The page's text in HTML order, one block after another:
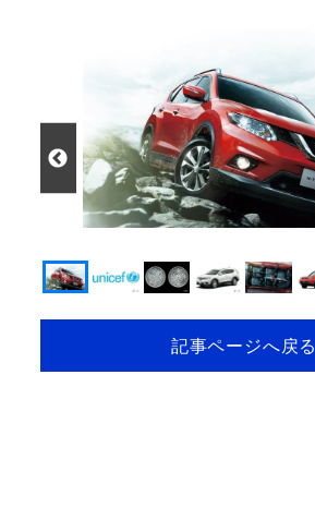
記事ページへ戻る